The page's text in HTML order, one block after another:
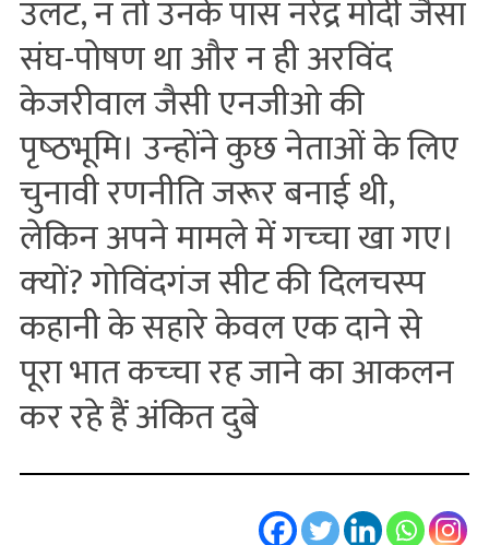
उलट, न तो उनके पास नरेंद्र मोदी जैसा
संघ-पोषण था और न ही अरविंद
केजरीवाल जैसी एनजीओ की
पृष्‍ठभूमि। उन्‍होंने कुछ नेताओं के लिए
चुनावी रणनीति जरूर बनाई थी,
लेकिन अपने मामले में गच्‍चा खा गए।
क्‍यों? गोविंदगंज सीट की दिलचस्‍प
कहानी के सहारे केवल एक दाने से
पूरा भात कच्‍चा रह जाने का आकलन
कर रहे हैं अंकित दुबे